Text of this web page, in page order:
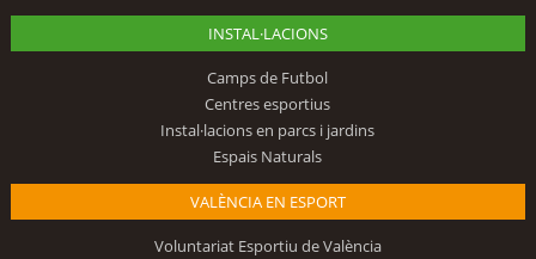
INSTAL·LACIONS
Camps de Futbol
Centres esportius
Instal·lacions en parcs i jardins
Espais Naturals
VALÈNCIA EN ESPORT
Voluntariat Esportiu de València